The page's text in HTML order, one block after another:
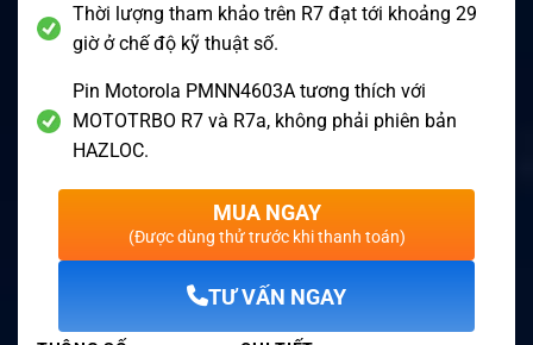
Thời lượng tham khảo trên R7 đạt tới khoảng 29
giờ ở chế độ kỹ thuật số.
Pin Motorola PMNN4603A tương thích với
MOTOTRBO R7 và R7a, không phải phiên bản
HAZLOC.
MUA NGAY
(Được dùng thử trước khi thanh toán)
TƯ VẤN NGAY